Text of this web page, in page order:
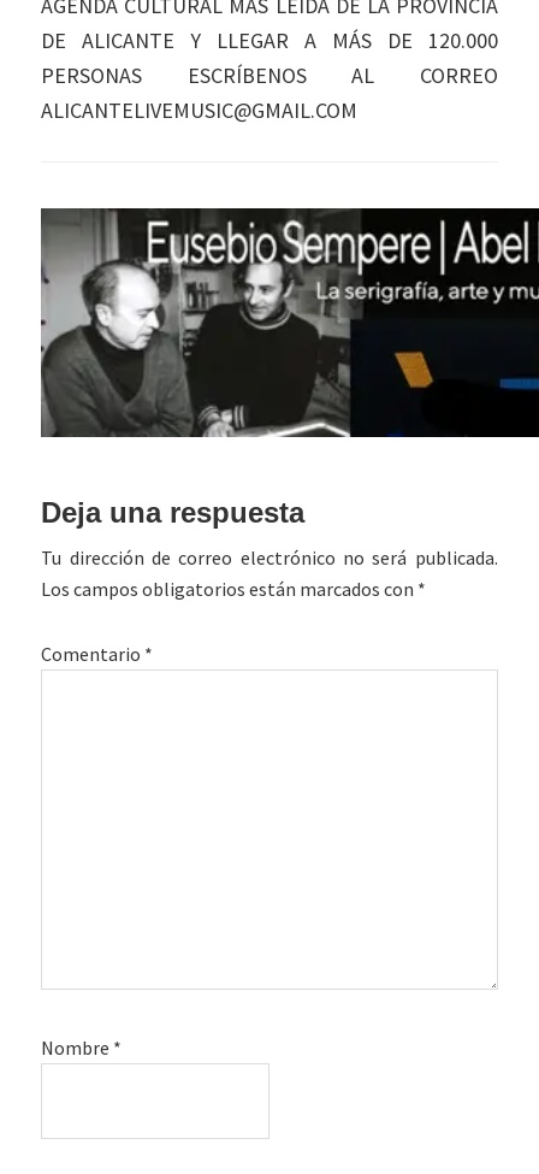
AGENDA CULTURAL MÁS LEÍDA DE LA PROVINCIA
DE ALICANTE Y LLEGAR A MÁS DE 120.000
PERSONAS ESCRÍBENOS AL CORREO
ALICANTELIVEMUSIC@GMAIL.COM
Interacciones
con
los
Deja una respuesta
Tu dirección de correo electrónico no será publicada.
Los campos obligatorios están marcados con *
Comentario *
Nombre *